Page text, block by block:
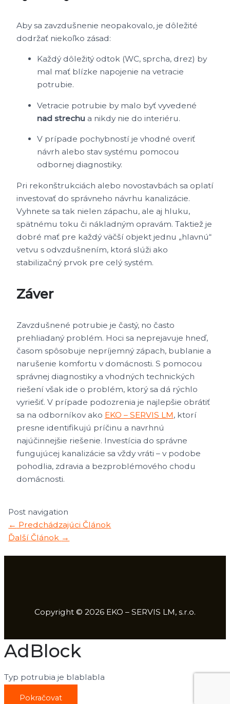
Aby sa zavzdušnenie neopakovalo, je dôležité
dodržať niekoľko zásad:
Každý dôležitý odtok (WC, sprcha, drez) by
mal mať blízke napojenie na vetracie
potrubie.
Vetracie potrubie by malo byť vyvedené
nad strechua nikdy nie do interiéru.
V prípade pochybností je vhodné overiť
návrh alebo stav systému pomocou
odbornej diagnostiky.
Pri rekonštrukciách alebo novostavbách sa oplatí
investovať do správneho návrhu kanalizácie.
Vyhnete sa tak nielen zápachu, ale aj hluku,
spätnému toku či nákladným opravám. Taktiež je
dobré mať pre každý väčší objekt jednu „hlavnú“
vetvu s odvzdušnením, ktorá slúži ako
stabilizačný prvok pre celý systém.
Záver
Zavzdušnené potrubie je častý, no často
prehliadaný problém. Hoci sa neprejavuje hneď,
časom spôsobuje nepríjemný zápach, bublanie a
narušenie komfortu v domácnosti. S pomocou
správnej diagnostiky a vhodných technických
riešení však ide o problém, ktorý sa dá rýchlo
vyriešiť. V prípade podozrenia je najlepšie obrátiť
sa na odborníkov ako EKO – SERVIS LM, ktorí
presne identifikujú príčinu a navrhnú
najúčinnejšie riešenie. Investícia do správne
fungujúcej kanalizácie sa vždy vráti – v podobe
pohodlia, zdravia a bezproblémového chodu
domácnosti.
Post navigation
← Predchádzajúci Článok
Ďalší Článok →
Copyright © 2026 EKO – SERVIS LM, s.r.o.
AdBlock
Typ potrubia je blablabla
Pokračovat